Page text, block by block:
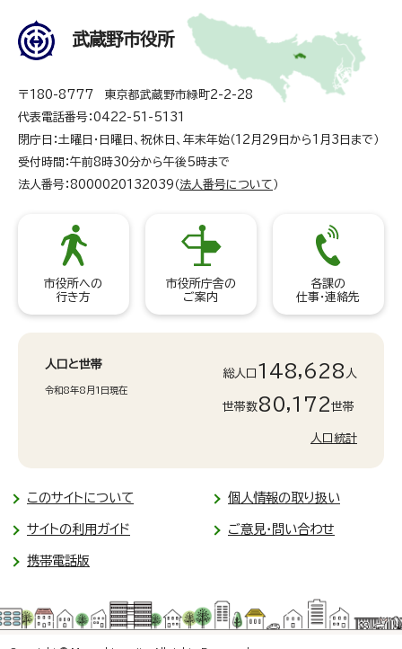
武蔵野市役所
〒180-8777 東京都武蔵野市緑町2-2-28
代表電話番号：0422-51-5131
閉庁日：土曜日・日曜日、祝休日、年末年始（12月29日から1月3日まで）
受付時間：午前8時30分から午後5時まで
法人番号：8000020132039（ 法人番号について ）
市役所への
行き方
市役所庁舎の
ご案内
各課の
仕事・連絡先
人口と世帯
令和8年8月1日現在
総人口 148,628 人
世帯数80,172世帯
人口統計
このサイトについて 個人情報の取り扱い
サイトの利用ガイド ご意見・問い合わせ
携帯電話版